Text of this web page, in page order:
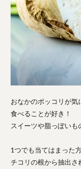
おなかのポッコリが気
食べることが好き！
スイーツや脂っぽいも
1つでも当てはまった
チコリの根から抽出さ